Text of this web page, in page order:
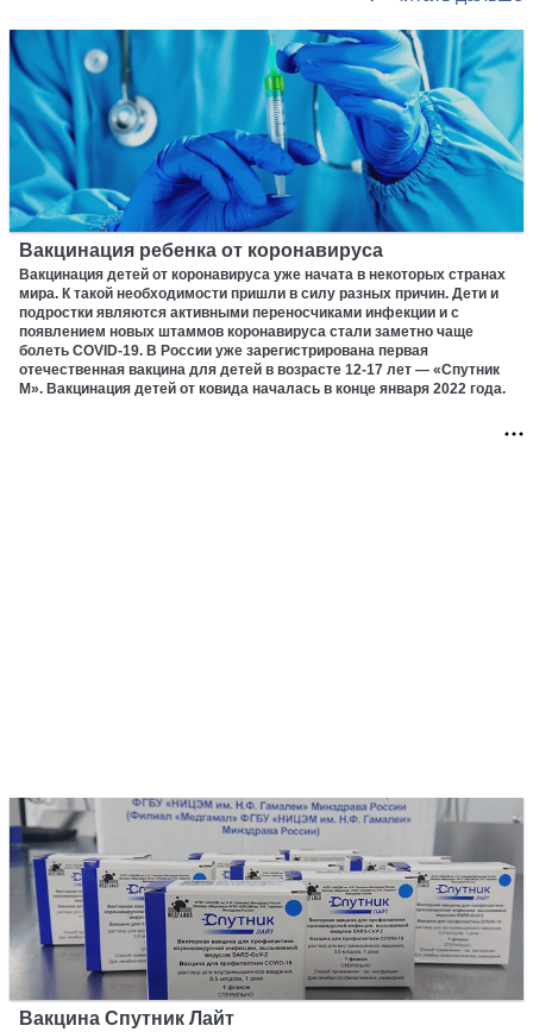
Вакцинация ребенка от коронавируса
Вакцинация детей от коронавируса уже начата в некоторых странах
мира. К такой необходимости пришли в силу разных причин. Дети и
подростки являются активными переносчиками инфекции и с
появлением новых штаммов коронавируса стали заметно чаще
болеть COVID-19. В России уже зарегистрирована первая
отечественная вакцина для детей в возрасте 12-17 лет — «Спутник
М». Вакцинация детей от ковида началась в конце января 2022 года.
Вакцина Спутник Лайт